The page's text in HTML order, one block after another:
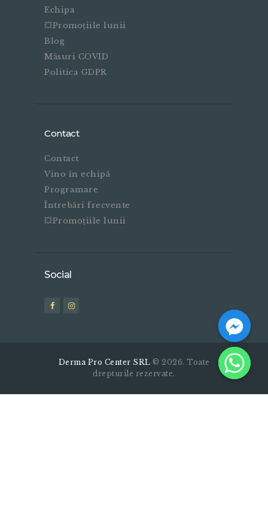
Echipa
💥Promoțiile lunii
Blog
Măsuri COVID
Politica GDPR
Contact
Contact
Vino în echipă
Programare
Întrebări frecvente
💥Promoțiile lunii
Social
Derma Pro Center SRL © 2026. Toate
drepturile rezervate.